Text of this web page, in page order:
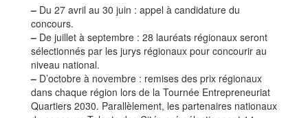
– Du 27 avril au 30 juin : appel à candidature du
concours.
– De juillet à septembre : 28 lauréats régionaux seront
sélectionnés par les jurys régionaux pour concourir au
niveau national.
– D’octobre à novembre : remises des prix régionaux
dans chaque région lors de la Tournée Entrepreneuriat
Quartiers 2030. Parallèlement, les partenaires nationaux